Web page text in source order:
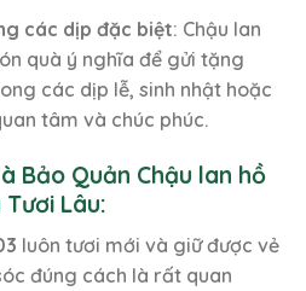
các dịp đặc biệt: Chậu lan
quà ý nghĩa để gửi tặng
các dịp lễ, sinh nhật hoặc
tâm và chúc phúc.
Bảo Quản Chậu lan hồ
Lâu:
luôn tươi mới và giữ được vẻ
đúng cách là rất quan